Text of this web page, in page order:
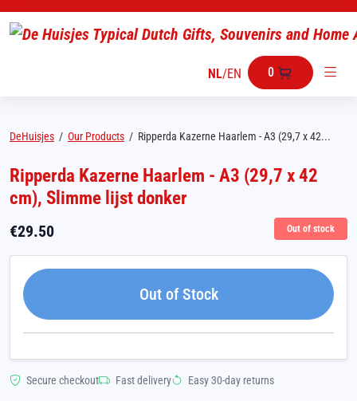
NL/EN 0
DeHuisjes / Our Products / Ripperda Kazerne Haarlem - A3 (29,7 x 42...
Ripperda Kazerne Haarlem - A3 (29,7 x 42
cm), Slimme lijst donker
€29.50 Out of stock
Out of Stock
Secure checkout Fast delivery Easy 30-day returns